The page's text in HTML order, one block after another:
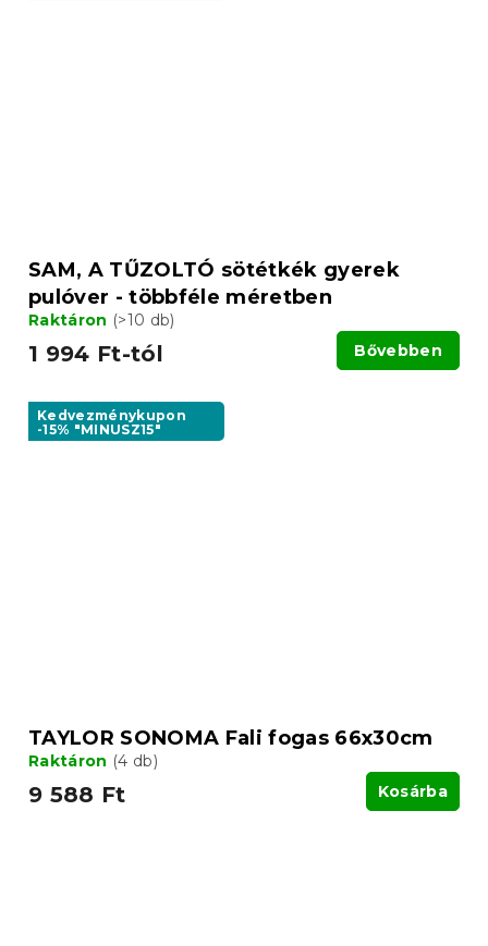
SAM, A TŰZOLTÓ sötétkék gyerek
pulóver - többféle méretben
Raktáron (>10 db)
1 994 Ft-tól Bővebben
Kedvezménykupon
-15% "MINUSZ15"
TAYLOR SONOMA Fali fogas 66x30cm
Raktáron (4 db)
9 588 Ft Kosárba